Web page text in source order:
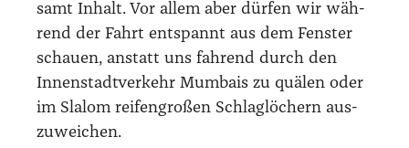
samt Inhalt. Vor allem aber dür­fen wir wäh­
rend der Fahrt ent­spannt aus dem Fens­ter
schau­en, anstatt uns fah­rend durch den
Innen­stadt­ver­kehr Mum­bais zu quä­len oder
im Sla­lom rei­fen­gro­ßen Schlag­lö­chern aus­
zu­wei­chen.